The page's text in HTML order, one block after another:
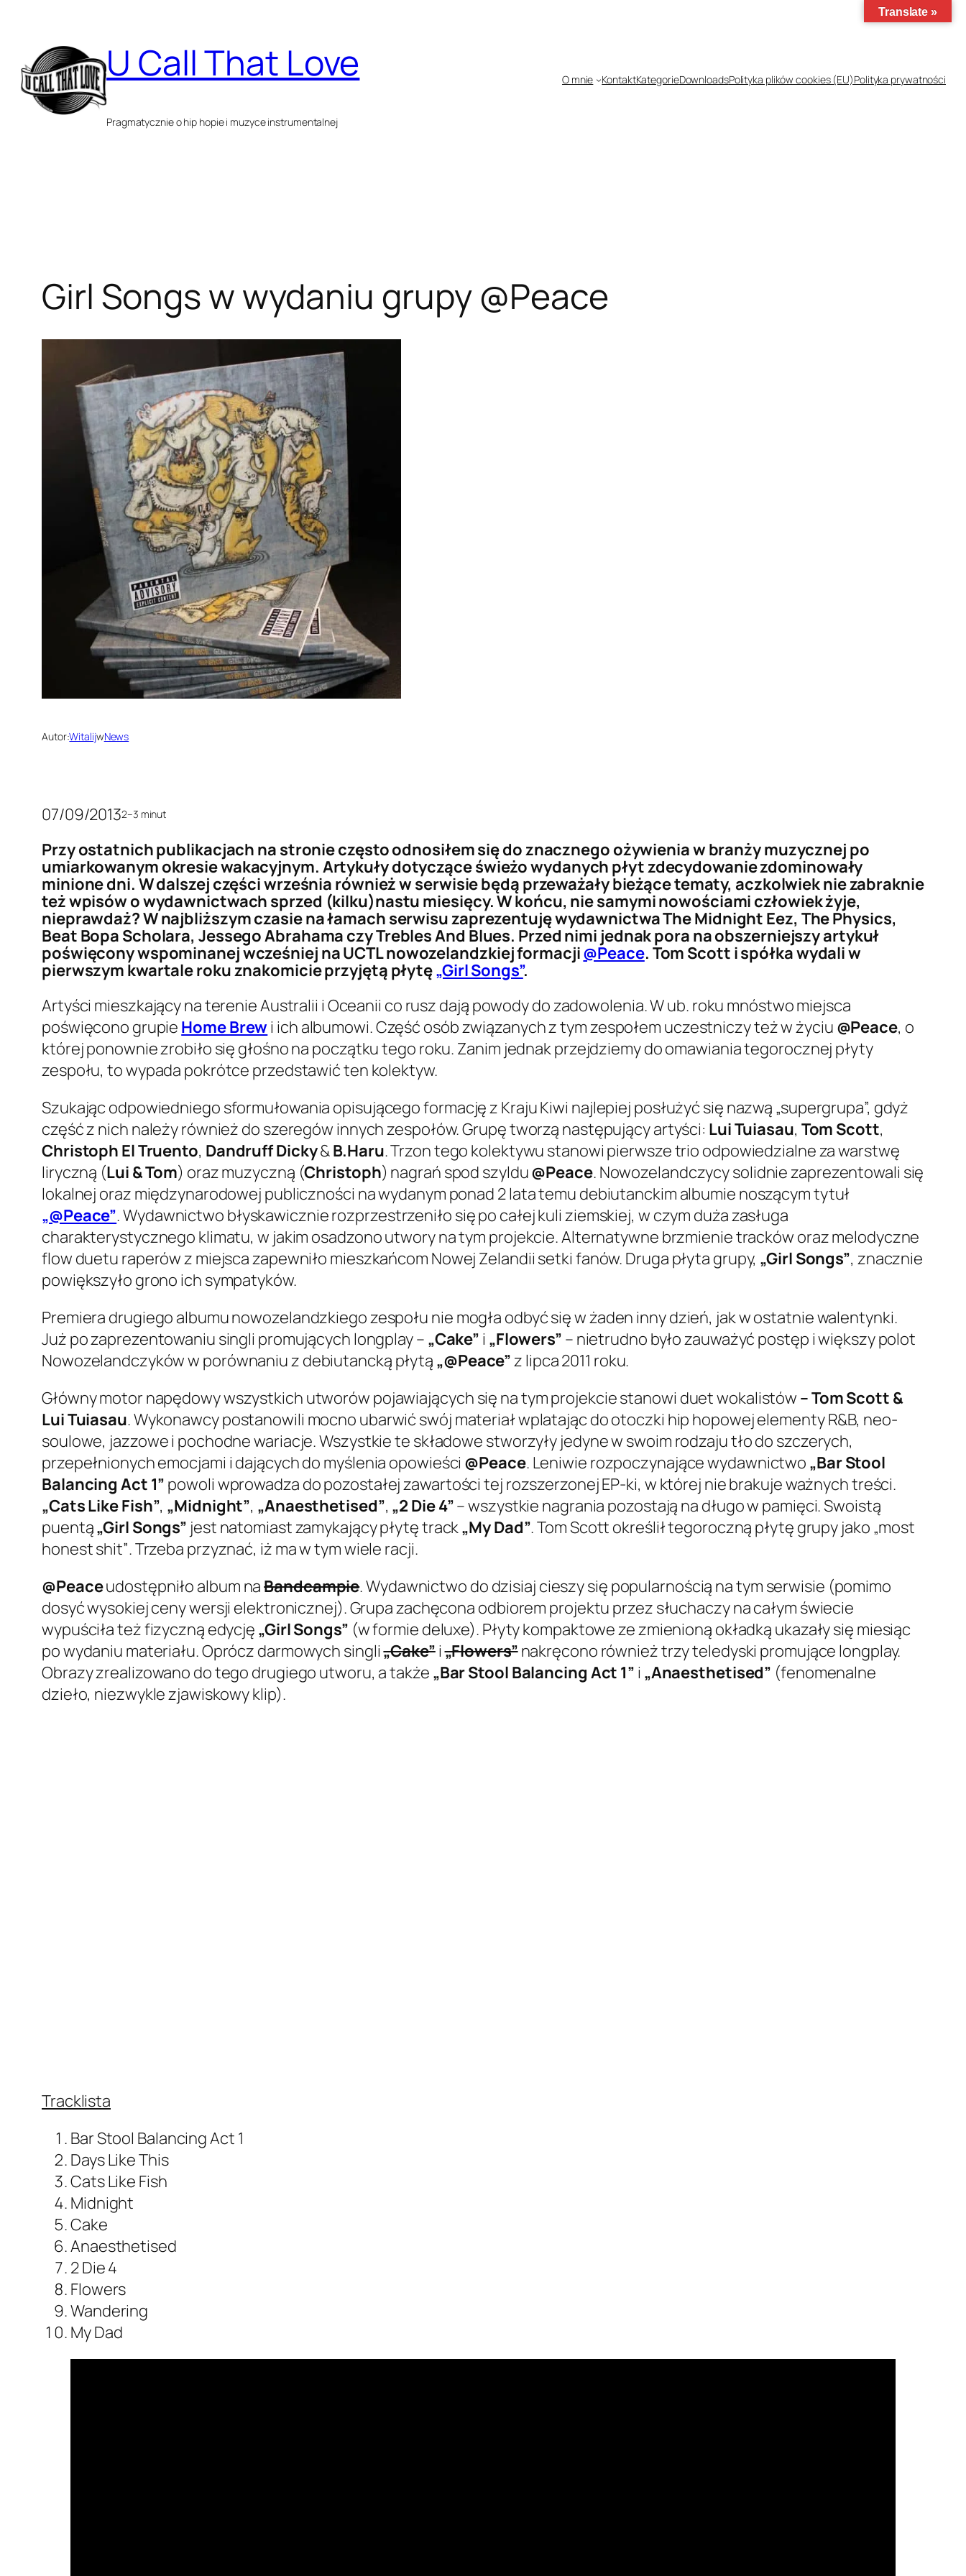
treści
U Call That Love
Pragmatycznie o hip hopie i muzyce instrumentalnej
O mnie KontaktKategorieDownloadsPolityka plików cookies (EU)Polityka prywatności
Girl Songs w wydaniu grupy @Peace
Autor:WitalijwNews
07/09/20132–3 minut
Przy ostatnich publikacjach na stronie często odnosiłem się do znacznego ożywienia w branży muzycznej po
umiarkowanym okresie wakacyjnym. Artykuły dotyczące świeżo wydanych płyt zdecydowanie zdominowały
minione dni. W dalszej części września również w serwisie będą przeważały bieżące tematy, aczkolwiek nie zabraknie
też wpisów o wydawnictwach sprzed (kilku)nastu miesięcy. W końcu, nie samymi nowościami człowiek żyje,
nieprawdaż? W najbliższym czasie na łamach serwisu zaprezentuję wydawnictwa The Midnight Eez, The Physics,
Beat Bopa Scholara, Jessego Abrahama czy Trebles And Blues. Przed nimi jednak pora na obszerniejszy artykuł
poświęcony wspominanej wcześniej na UCTL nowozelandzkiej formacji@Peace. Tom Scott i spółka wydali w
pierwszym kwartale roku znakomicie przyjętą płytę„Girl Songs”.
Artyści mieszkający na terenie Australii i Oceanii co rusz dają powody do zadowolenia. W ub. roku mnóstwo miejsca
poświęcono grupie Home Brew i ich albumowi. Część osób związanych z tym zespołem uczestniczy też w życiu @Peace, o
której ponownie zrobiło się głośno na początku tego roku. Zanim jednak przejdziemy do omawiania tegorocznej płyty
zespołu, to wypada pokrótce przedstawić ten kolektyw.
Szukając odpowiedniego sformułowania opisującego formację z Kraju Kiwi najlepiej posłużyć się nazwą „supergrupa”, gdyż
część z nich należy również do szeregów innych zespołów. Grupę tworzą następujący artyści: Lui Tuiasau, Tom Scott,
Christoph El Truento, Dandruff Dicky&B.Haru. Trzon tego kolektywu stanowi pierwsze trio odpowiedzialne za warstwę
liryczną (Lui & Tom) oraz muzyczną (Christoph) nagrań spod szyldu@Peace. Nowozelandczycy solidnie zaprezentowali się
lokalnej oraz międzynarodowej publiczności na wydanym ponad 2 lata temu debiutanckim albumie noszącym tytuł
„@Peace”. Wydawnictwo błyskawicznie rozprzestrzeniło się po całej kuli ziemskiej, w czym duża zasługa
charakterystycznego klimatu, w jakim osadzono utwory na tym projekcie. Alternatywne brzmienie tracków oraz melodyczne
flow duetu raperów z miejsca zapewniło mieszkańcom Nowej Zelandii setki fanów. Druga płyta grupy, „Girl Songs”, znacznie
powiększyło grono ich sympatyków.
Premiera drugiego albumu nowozelandzkiego zespołu nie mogła odbyć się w żaden inny dzień, jak w ostatnie walentynki.
Już po zaprezentowaniu singli promujących longplay – „Cake” i „Flowers” – nietrudno było zauważyć postęp i większy polot
Nowozelandczyków w porównaniu z debiutancką płytą „@Peace”z lipca 2011 roku.
Główny motor napędowy wszystkich utworów pojawiających się na tym projekcie stanowi duet wokalistów – Tom Scott &
Lui Tuiasau. Wykonawcy postanowili mocno ubarwić swój materiał wplatając do otoczki hip hopowej elementy R&B, neo-
soulowe, jazzowe i pochodne wariacje. Wszystkie te składowe stworzyły jedyne w swoim rodzaju tło do szczerych,
przepełnionych emocjami i dających do myślenia opowieści @Peace. Leniwie rozpoczynające wydawnictwo „Bar Stool
Balancing Act 1” powoli wprowadza do pozostałej zawartości tej rozszerzonej EP-ki, w której nie brakuje ważnych treści.
„Cats Like Fish”, „Midnight”, „Anaesthetised”, „2 Die 4”– wszystkie nagrania pozostają na długo w pamięci. Swoistą
puentą„Girl Songs” jest natomiast zamykający płytę track„My Dad”. Tom Scott określił tegoroczną płytę grupy jako „most
honest shit”. Trzeba przyznać, iż ma w tym wiele racji.
@Peaceudostępniło album naBandcampie. Wydawnictwo do dzisiaj cieszy się popularnością na tym serwisie (pomimo
dosyć wysokiej ceny wersji elektronicznej). Grupa zachęcona odbiorem projektu przez słuchaczy na całym świecie
wypuściła też fizyczną edycję „Girl Songs” (w formie deluxe). Płyty kompaktowe ze zmienioną okładką ukazały się miesiąc
po wydaniu materiału. Oprócz darmowych singli„Cake”i„Flowers”nakręcono również trzy teledyski promujące longplay.
Obrazy zrealizowano do tego drugiego utworu, a także „Bar Stool Balancing Act 1” i „Anaesthetised” (fenomenalne
dzieło, niezwykle zjawiskowy klip).
Tracklista
Bar Stool Balancing Act 1
Days Like This
Cats Like Fish
Midnight
Cake
Anaesthetised
2 Die 4
Flowers
Wandering
My Dad
Translate »